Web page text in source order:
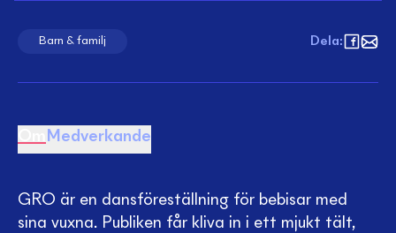
Barn & familj Dela:
Medverkande
GRO är en dansföreställning för bebisar med
sina vuxna. Publiken får kliva in i ett mjukt tält,